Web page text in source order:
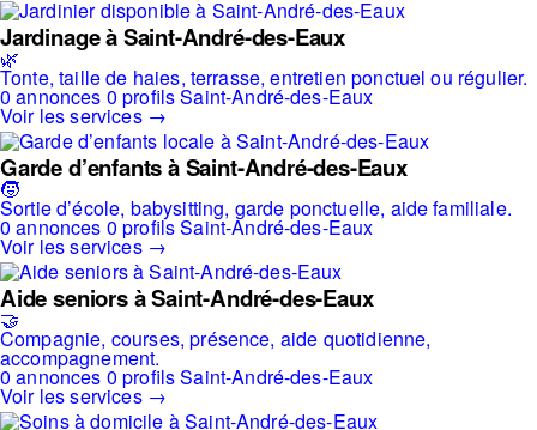
Jardinage à Saint-André-des-Eaux
🌿
Tonte, taille de haies, terrasse, entretien ponctuel ou régulier.
0 annonces 0 profilsSaint-André-des-Eaux
Voir les services →
Garde d’enfants à Saint-André-des-Eaux
🧒
Sortie d’école, babysitting, garde ponctuelle, aide familiale.
0 annonces 0 profilsSaint-André-des-Eaux
Voir les services →
Aide seniors à Saint-André-des-Eaux
🤝
Compagnie, courses, présence, aide quotidienne,
accompagnement.
0 annonces 0 profilsSaint-André-des-Eaux
Voir les services →